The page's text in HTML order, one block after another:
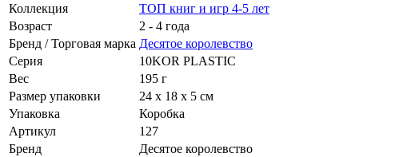
Коллекция
ТОП книг и игр 4-5 лет
Возраст
2 - 4 года
Бренд / Торговая марка Десятое королевство
Серия
10KOR PLASTIC
Вес
195 г
Размер упаковки
24 x 18 x 5 см
Упаковка
Коробка
Артикул
127
Бренд
Десятое королевство